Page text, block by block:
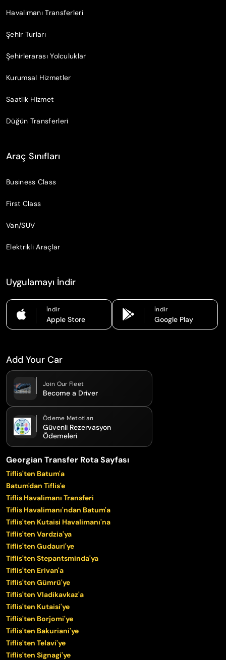
Havalimanı Transferleri
Şehir Turları
Şehirlerarası Yolculuklar
Kurumsal Hizmetler
Saatlik Hizmet
Düğün Transferleri
Araç Sınıfları
Business Class
First Class
Van/SUV
Elektrikli Araçlar
Uygulamayı İndir
İndir
Apple Store
İndir
Google Play
Add Your Car
Join Our Fleet
Become a Driver
Ödeme Metotları
Güvenli Rezervasyon
Ödemeleri
Georgian Transfer Rota Sayfası
Tiflis'ten Batum'a
Batum'dan Tiflis'e
Tiflis Havalimanı Transferi
Tiflis Havalimanı'ndan Batum'a
Tiflis'ten Kutaisi Havalimanı'na
Tiflis'ten Vardzia'ya
Tiflis'ten Gudauri'ye
Tiflis'ten Stepantsminda'ya
Tiflis'ten Erivan'a
Tiflis'ten Gümrü'ye
Tiflis'ten Vladikavkaz'a
Tiflis'ten Kutaisi'ye
Tiflis'ten Borjomi'ye
Tiflis'ten Bakuriani'ye
Tiflis'ten Telavi'ye
Tiflis'ten Signagi'ye